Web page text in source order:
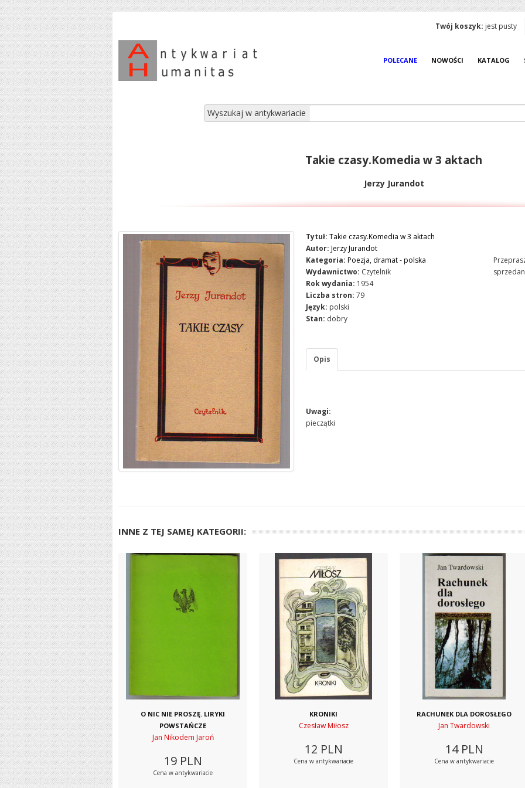
Twój koszyk: jest pusty
POLECANE NOWOŚCI KATALOG
Wyszukaj w antykwariacie
Takie czasy.Komedia w 3 aktach
Jerzy Jurandot
Tytuł: Takie czasy.Komedia w 3 aktach
Autor: Jerzy Jurandot
Kategoria: Poezja, dramat - polska
Wydawnictwo: Czytelnik
Rok wydania: 1954
Liczba stron: 79
Język: polski
Stan: dobry
Opis
Uwagi:
pieczątki
INNE Z TEJ SAMEJ KATEGORII:
O NIC NIE PROSZĘ. LIRYKI
POWSTAŃCZE
Jan Nikodem Jaroń
19 PLN
Cena w antykwariacie
KRONIKI
Czesław Miłosz
12 PLN
Cena w antykwariacie
RACHUNEK DLA DOROSŁEGO
Jan Twardowski
14 PLN
Cena w antykwariacie